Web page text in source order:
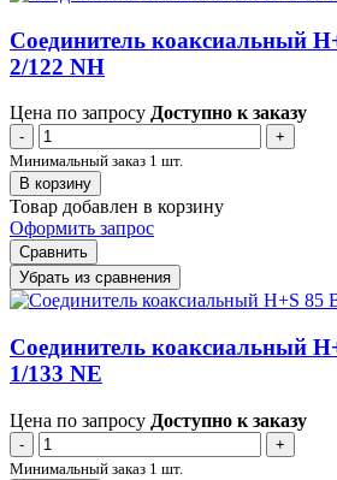
Соединитель коаксиальный
2/122 NH
Цена по запросу Доступно к заказу
-
+
Минимальный заказ 1 шт.
В корзину
Товар добавлен в корзину
Оформить запрос
Сравнить
Убрать из сравнения
Соединитель коаксиальный
1/133 NE
Цена по запросу Доступно к заказу
-
+
Минимальный заказ 1 шт.